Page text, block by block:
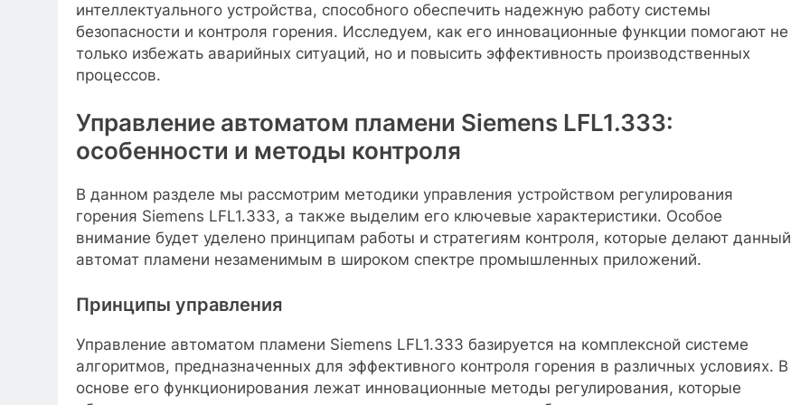
интеллектуального устройства, способного обеспечить надежную работу системы
безопасности и контроля горения. Исследуем, как его инновационные функции помогают не
только избежать аварийных ситуаций, но и повысить эффективность производственных
процессов.
Управление автоматом пламени Siemens LFL1.333:
особенности и методы контроля
В данном разделе мы рассмотрим методики управления устройством регулирования
горения Siemens LFL1.333, а также выделим его ключевые характеристики. Особое
внимание будет уделено принципам работы и стратегиям контроля, которые делают данный
автомат пламени незаменимым в широком спектре промышленных приложений.
Принципы управления
Управление автоматом пламени Siemens LFL1.333 базируется на комплексной системе
алгоритмов, предназначенных для эффективного контроля горения в различных условиях. В
основе его функционирования лежат инновационные методы регулирования, которые